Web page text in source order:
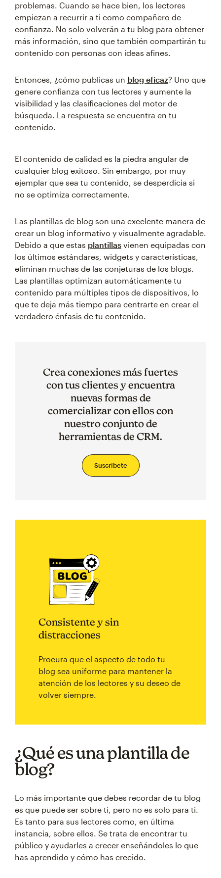
problemas. Cuando se hace bien, los lectores
empiezan a recurrir a ti como compañero de
confianza. No solo volverán a tu blog para obtener
más información, sino que también compartirán tu
contenido con personas con ideas afines.
Entonces, ¿cómo publicas un blog eficaz? Uno que
genere confianza con tus lectores y aumente la
visibilidad y las clasificaciones del motor de
búsqueda. La respuesta se encuentra en tu
contenido.
El contenido de calidad es la piedra angular de
cualquier blog exitoso. Sin embargo, por muy
ejemplar que sea tu contenido, se desperdicia si
no se optimiza correctamente.
Las plantillas de blog son una excelente manera de
crear un blog informativo y visualmente agradable.
Debido a que estas plantillas vienen equipadas con
los últimos estándares, widgets y características,
eliminan muchas de las conjeturas de los blogs.
Las plantillas optimizan automáticamente tu
contenido para múltiples tipos de dispositivos, lo
que te deja más tiempo para centrarte en crear el
verdadero énfasis de tu contenido.
Crea conexiones más fuertes
con tus clientes y encuentra
nuevas formas de
comercializar con ellos con
nuestro conjunto de
herramientas de CRM.
Suscríbete
Consistente y sin
distracciones
Procura que el aspecto de todo tu
blog sea uniforme para mantener la
atención de los lectores y su deseo de
volver siempre.
¿Qué es una plantilla de
blog?
Lo más importante que debes recordar de tu blog
es que puede ser sobre ti, pero no es solo para ti.
Es tanto para sus lectores como, en última
instancia, sobre ellos. Se trata de encontrar tu
público y ayudarles a crecer enseñándoles lo que
has aprendido y cómo has crecido.